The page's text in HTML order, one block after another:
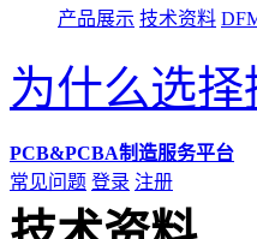
产品展示 技术资料
为什么选择
PCB&PCBA制造服务平台
常见问题 登录 注册